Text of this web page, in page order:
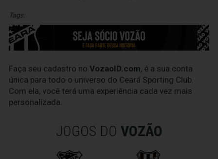
Tags:
Faça seu cadastro no VozaoID.com, é a sua conta
única para todo o universo do Ceará Sporting Club.
Com ela, você terá uma experiência cada vez mais
personalizada.
JOGOS DO VOZÃO